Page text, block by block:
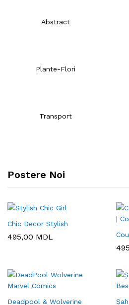
Abstract
Plante-Flori
Transport
Postere Noi
Chic Decor Stylish
495,00 MDL
Deadpool & Wolverine